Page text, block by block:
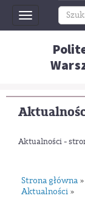
Toggle
navigation
Aktualności -
Strona główna »
Aktualności »